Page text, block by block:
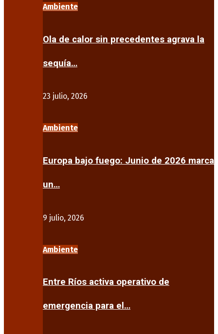
Ambiente
Ola de calor sin precedentes agrava la
sequía…
23 julio, 2026
Ambiente
Europa bajo fuego: Junio de 2026 marca
un…
9 julio, 2026
Ambiente
Entre Ríos activa operativo de
emergencia para el…